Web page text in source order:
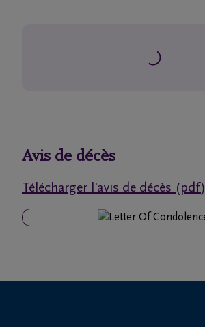
de
funéraires
Avis de décès
Télécharger l'avis de décès (pdf)